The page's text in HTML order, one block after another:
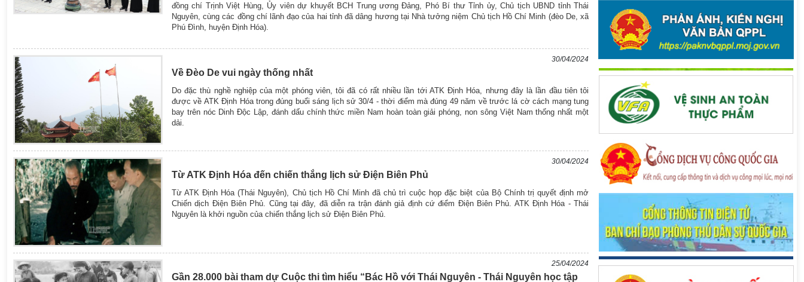
đồng chí Trịnh Việt Hùng, Ủy viên dự khuyết BCH Trung ương Đảng, Phó Bí thư Tỉnh ủy, Chủ tịch UBND tỉnh Thái
Nguyên, cùng các đồng chí lãnh đạo của hai tỉnh đã dâng hương tại Nhà tưởng niệm Chủ tịch Hồ Chí Minh (đèo De, xã
Phú Đình, huyện Định Hóa).
30/04/2024
Về Đèo De vui ngày thống nhất
Do đặc thù nghề nghiệp của một phóng viên, tôi đã có rất nhiều lần tới ATK Định Hóa, nhưng đây là lần đầu tiên tôi
được về ATK Định Hóa trong đúng buổi sáng lịch sử 30/4 - thời điểm mà đúng 49 năm về trước lá cờ cách mạng tung
bay trên nóc Dinh Độc Lập, đánh dấu chính thức miền Nam hoàn toàn giải phóng, non sông Việt Nam thống nhất một
dải.
30/04/2024
Từ ATK Định Hóa đến chiến thắng lịch sử Điện Biên Phủ
Từ ATK Định Hóa (Thái Nguyên), Chủ tịch Hồ Chí Minh đã chủ trì cuộc họp đặc biệt của Bộ Chính trị quyết định mở
Chiến dịch Điện Biên Phủ. Cũng tại đây, đã diễn ra trận đánh giả định cứ điểm Điện Biên Phủ. ATK Định Hóa - Thái
Nguyên là khởi nguồn của chiến thắng lịch sử Điện Biên Phủ.
25/04/2024
Gần 28.000 bài tham dự Cuộc thi tìm hiểu “Bác Hồ với Thái Nguyên - Thái Nguyên học tập